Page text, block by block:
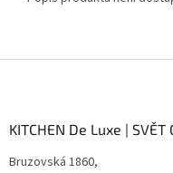
KITCHEN De Luxe | SVĚT
Bruzovská 1860,